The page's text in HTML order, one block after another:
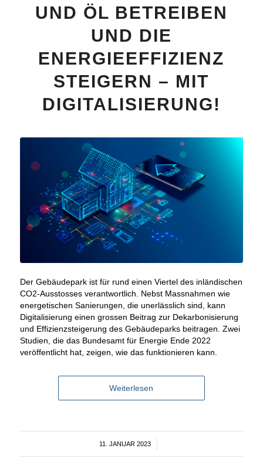
UND ÖL BETREIBEN
UND DIE
ENERGIEEFFIZIENZ
STEIGERN – MIT
DIGITALISIERUNG!
Der Gebäudepark ist für rund einen Viertel des inländischen
CO2-Ausstosses verantwortlich. Nebst Massnahmen wie
energetischen Sanierungen, die unerlässlich sind, kann
Digitalisierung einen grossen Beitrag zur Dekarbonisierung
und Effizienzsteigerung des Gebäudeparks beitragen. Zwei
Studien, die das Bundesamt für Energie Ende 2022
veröffentlicht hat, zeigen, wie das funktionieren kann.
Weiterlesen
11. JANUAR 2023
/